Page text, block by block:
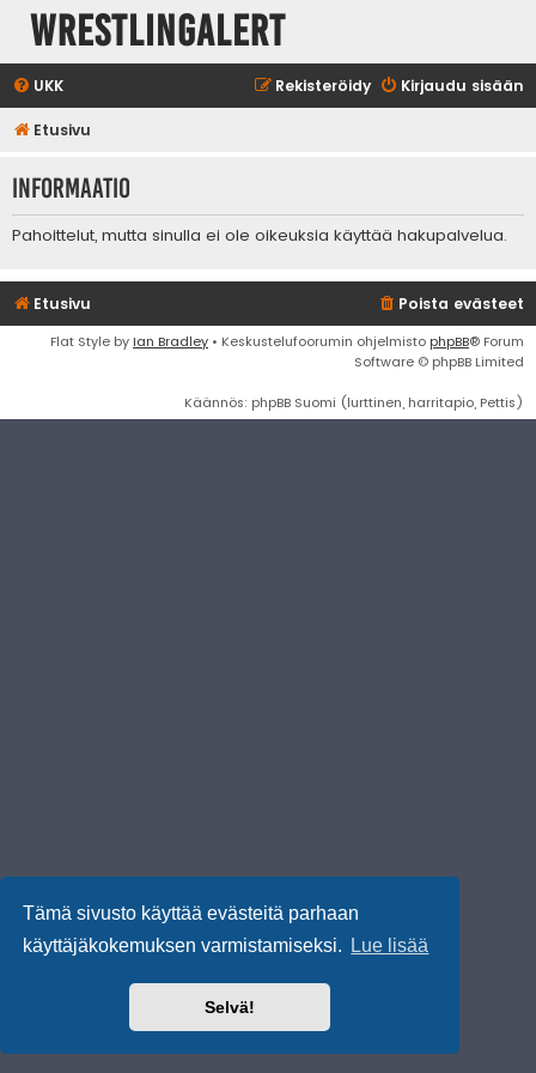
Tämä sivusto käyttää evästeitä parhaan
käyttäjäkokemuksen varmistamiseksi.
Lue lisää
Selvä!
WrestlingAlert
UKK Kirjaudu sisään
Rekisteröidy
Etusivu
Informaatio
Pahoittelut, mutta sinulla ei ole oikeuksia käyttää hakupalvelua.
Etusivu Poista evästeet
Flat Style by Ian Bradley • Keskustelufoorumin ohjelmisto phpBB® Forum
Software © phpBB Limited
Käännös: phpBB Suomi (lurttinen, harritapio, Pettis)